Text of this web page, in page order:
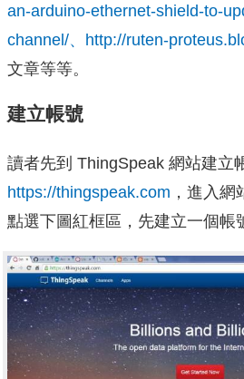
an-arduino-ethernet-shield-to-
channel/、http://ruten-
文章等等。
建立帳號
讀者先到 ThingSpeak 網站建立
https://thingspeak.com ，進入
點選下圖紅框區，先建立一個帳